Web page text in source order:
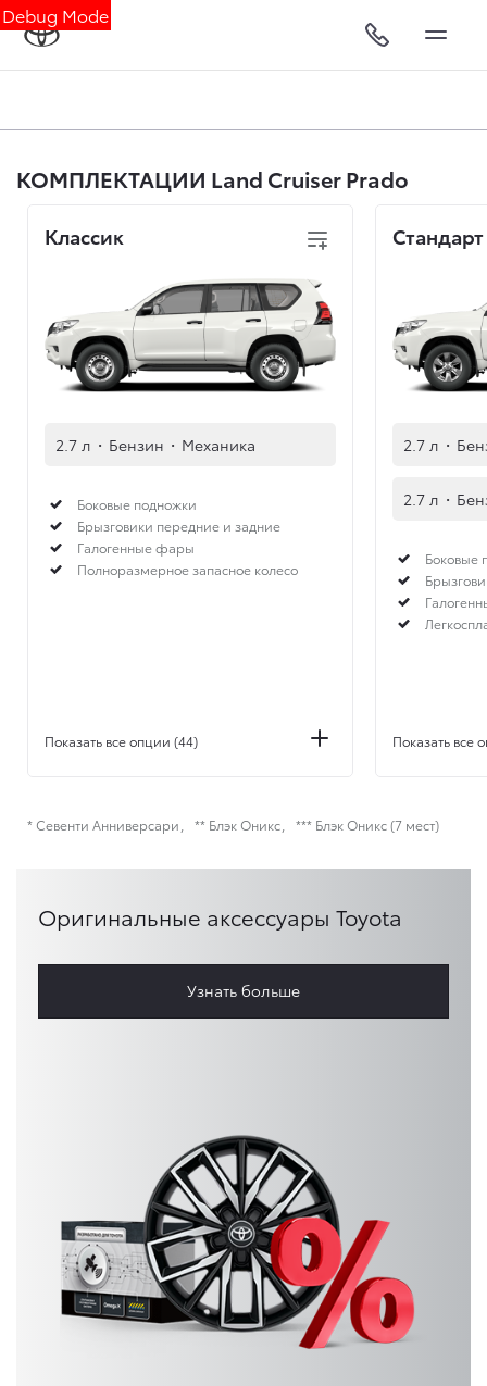
Debug Mode
КОМПЛЕКТАЦИИ Land Cruiser Prado
Классик
2.7 л · Бензин · Механика
Боковые подножки
Брызговики передние и задние
Галогенные фары
Полноразмерное запасное колесо
Показать все опции (44)
Стандарт
2.7 л ·
2.7 л ·
Боковые
Показать все
* Севенти Анниверсари ** Блэк Оникс *** Блэк Оникс (7 мест)
Оригинальные аксессуары Toyota
Узнать больше